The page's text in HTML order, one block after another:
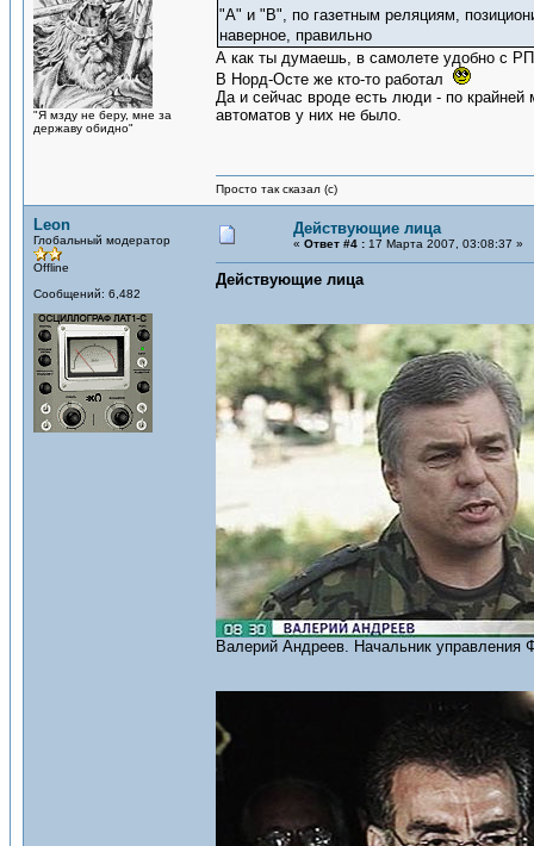
"Я мзду не беру, мне за
державу обидно"
"А" и "В", по газетным реляциям,
наверное, правильно
А как ты думаешь, в самолете удобно с
В Норд-Осте же кто-то работал
Да и сейчас вроде есть люди - по
автоматов у них не было.
Просто так сказал (с)
Leon
Глобальный модератор
Offline
Сообщений: 6,482
Действующие лица
« Ответ #4 : 17 Марта 2007, 03:08:37 »
Действующие лица
Валерий Андреев. Начальник управления